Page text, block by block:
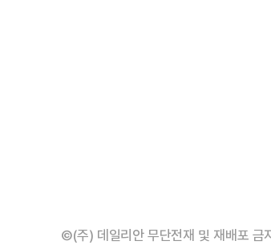
©(주) 데일리안 무단전재 및 재배포 금